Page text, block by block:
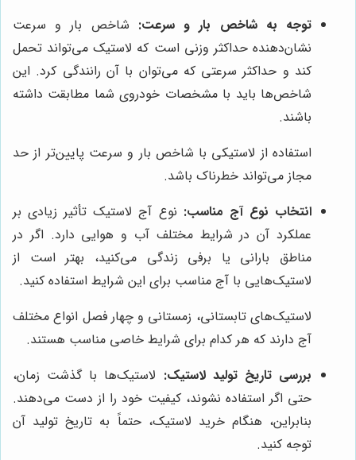
توجه به شاخص بار و سرعت: شاخص بار و سرعت
نشان‌دهنده حداکثر وزنی است که لاستیک می‌تواند تحمل
کند و حداکثر سرعتی که می‌توان با آن رانندگی کرد. این
شاخص‌ها باید با مشخصات خودروی شما مطابقت داشته
باشند.
استفاده از لاستیکی با شاخص بار و سرعت پایین‌تر از حد
مجاز می‌تواند خطرناک باشد.
انتخاب نوع آج مناسب: نوع آج لاستیک تأثیر زیادی بر
عملکرد آن در شرایط مختلف آب و هوایی دارد. اگر در
مناطق بارانی یا برفی زندگی می‌کنید، بهتر است از
لاستیک‌هایی با آج مناسب برای این شرایط استفاده کنید.
لاستیک‌های تابستانی، زمستانی و چهار فصل انواع مختلف
آج دارند که هر کدام برای شرایط خاصی مناسب هستند.
بررسی تاریخ تولید لاستیک: لاستیک‌ها با گذشت زمان،
حتی اگر استفاده نشوند، کیفیت خود را از دست می‌دهند.
بنابراین، هنگام خرید لاستیک، حتماً به تاریخ تولید آن
توجه کنید.